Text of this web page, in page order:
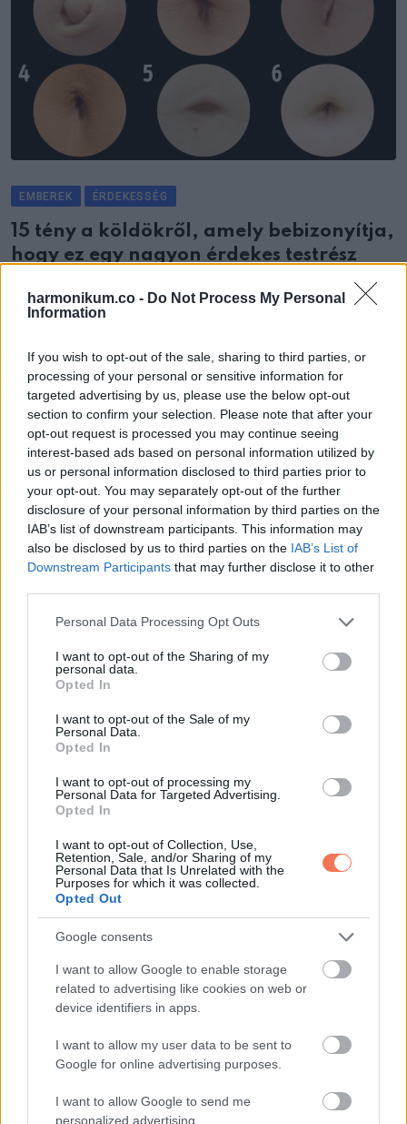
harmonikum.co - Do Not Process My Personal
Information
If you wish to opt-out of the sale, sharing to third parties, or
processing of your personal or sensitive information for
targeted advertising by us, please use the below opt-out
section to confirm your selection. Please note that after your
opt-out request is processed you may continue seeing
interest-based ads based on personal information utilized by
us or personal information disclosed to third parties prior to
your opt-out. You may separately opt-out of the further
disclosure of your personal information by third parties on the
IAB’s list of downstream participants. This information may
also be disclosed by us to third parties on the IAB’s List of
Downstream Participants that may further disclose it to other
Please note that this website/app uses one or more Google
not limited to your visit or usage behaviour. You may click to
grant or deny consent to Google and its third-party tags to
use your data for below specified purposes in below Google
consent section.
Personal Data Processing Opt Outs
I want to opt-out of the Sharing of my
personal data.
Opted In
I want to opt-out of the Sale of my
Personal Data.
Opted In
I want to opt-out of processing my
Personal Data for Targeted Advertising.
Opted In
I want to opt-out of Collection, Use,
Retention, Sale, and/or Sharing of my
Personal Data that Is Unrelated with the
Purposes for which it was collected.
Opted Out
Google consents
I want to allow Google to enable storage
related to advertising like cookies on web or
device identifiers in apps.
I want to allow my user data to be sent to
Google for online advertising purposes.
I want to allow Google to send me
personalized advertising.
EMBEREK ÉRDEKESSÉG
15 tény a köldökről, amely bebizonyítja,
hogy ez egy nagyon érdekes testrész
ÉRDEKESSÉG
bemutatja a világ új oldalát
1 MINUTE READ
Az értékvédelem kulcsa a bejárati ajtó
3 MINUTES READ